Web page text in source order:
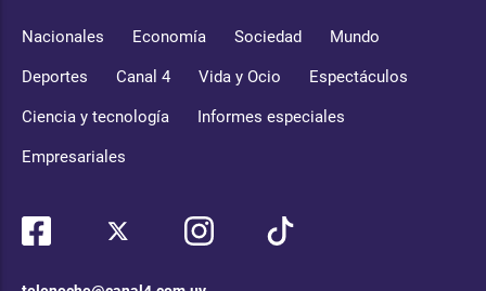
Nacionales Economía Sociedad Mundo
Deportes Canal 4 Vida y Ocio Espectáculos
Ciencia y tecnología Informes especiales
Empresariales